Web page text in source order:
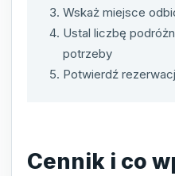
Wskaż miejsce
Ustal liczbę
potrzeby
Potwierdź
Cennik i co